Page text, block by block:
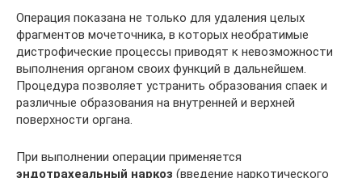
Операция показана не только для удаления целых
фрагментов мочеточника, в которых необратимые
дистрофические процессы приводят к невозможности
выполнения органом своих функций в дальнейшем.
Процедура позволяет устранить образования спаек и
различные образования на внутренней и верхней
поверхности органа.
При выполнении операции применяется
эндотрахеальный наркоз (введение наркотического